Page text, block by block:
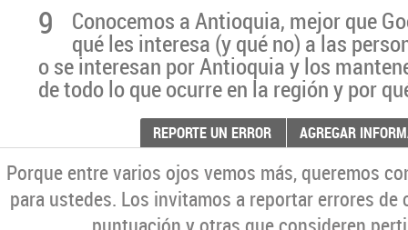
9 Conocemos a Antioquia, mejor que
qué les interesa (y qué no) a las
o se interesan por Antioquia y los
de todo lo que ocurre en la región y por
REPORTE UN ERROR AGREGAR
Porque entre varios ojos vemos más, queremos
para ustedes. Los invitamos a reportar errores